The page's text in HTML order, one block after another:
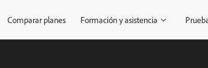
Comparar planes Formación y asistencia